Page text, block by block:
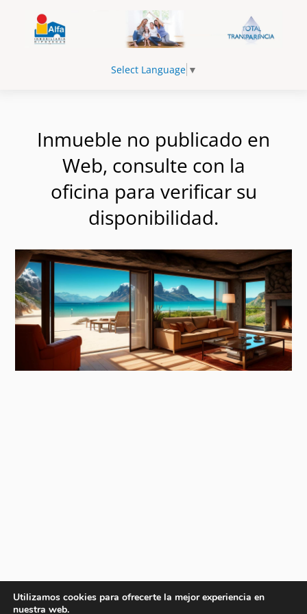
Select Language ▼
Inmueble no publicado en
Web, consulte con la
oficina para verificar su
disponibilidad.
Utilizamos cookies para ofrecerte la mejor experiencia en
nuestra web.